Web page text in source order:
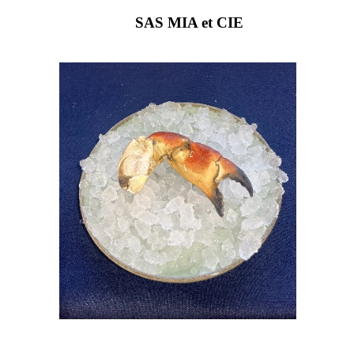
SAS MIA et CIE